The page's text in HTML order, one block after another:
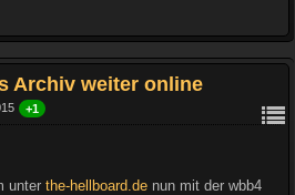
Archiv weiter online
+1
unter the-hellboard.de nun mit der wbb4